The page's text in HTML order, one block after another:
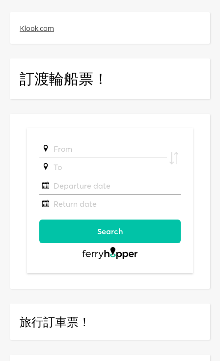
Klook.com
訂渡輪船票！
旅行訂車票！